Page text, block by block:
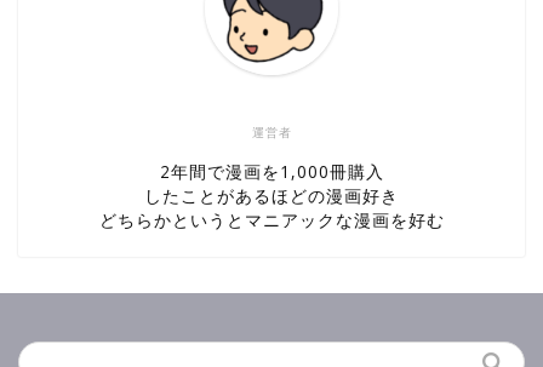
運営者
2年間で漫画を1,000冊購入
したことがあるほどの漫画好き
どちらかというとマニアックな漫画を好む